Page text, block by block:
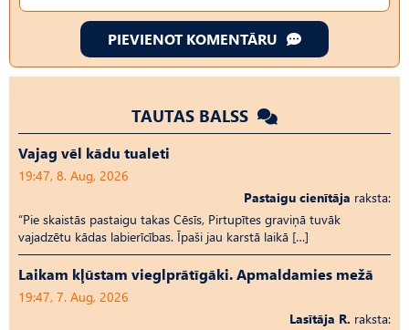
PIEVIENOT KOMENTĀRU
TAUTAS BALSS
Vajag vēl kādu tualeti
19:47, 8. Aug, 2026
Pastaigu cienītāja raksta:
“Pie skaistās pastaigu takas Cēsīs, Pirtupītes graviņā tuvāk
vajadzētu kādas labierīcības. Īpaši jau karstā laikā […]
Laikam kļūstam vieglprātīgāki. Apmaldamies mežā
19:47, 7. Aug, 2026
Lasītāja R. raksta: